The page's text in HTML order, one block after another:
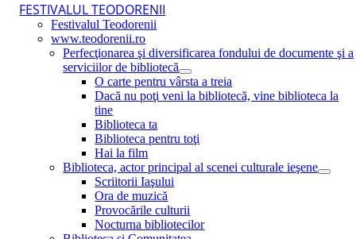
FESTIVALUL TEODORENII
Festivalul Teodorenii
www.teodorenii.ro
Perfecţionarea şi diversificarea fondului de documente şi a
serviciilor de bibliotecă
O carte pentru vârsta a treia
Dacă nu poţi veni la bibliotecă, vine biblioteca la
tine
Biblioteca ta
Biblioteca pentru toţi
Hai la film
Biblioteca, actor principal al scenei culturale ieşene
Scriitorii Iaşului
Ora de muzică
Provocările culturii
Nocturna bibliotecilor